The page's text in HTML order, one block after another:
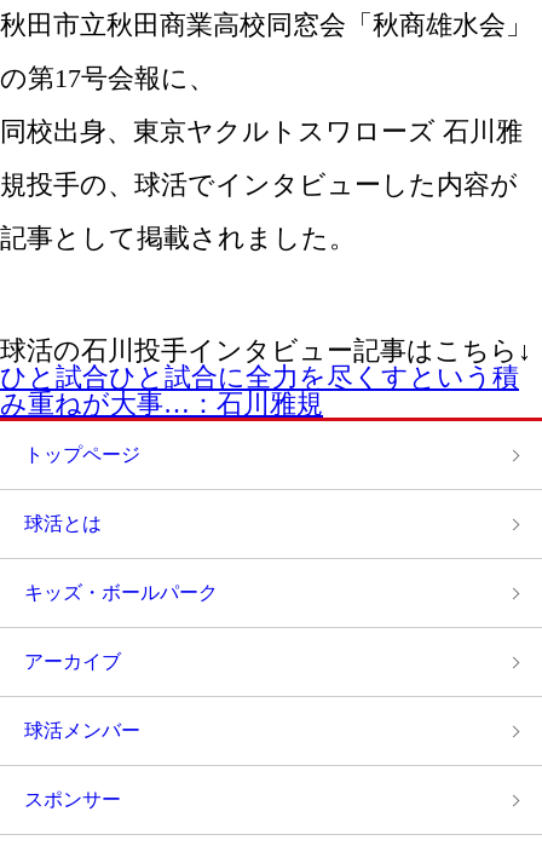
秋田市立秋田商業高校同窓会「秋商雄水会」
の第17号会報に、
同校出身、東京ヤクルトスワローズ 石川雅
規投手の、球活でインタビューした内容が
記事として掲載されました。
球活の石川投手インタビュー記事はこちら↓
ひと試合ひと試合に全力を尽くすという積
み重ねが大事…：石川雅規
トップページ
球活とは
キッズ・ボールパーク
アーカイブ
球活メンバー
スポンサー